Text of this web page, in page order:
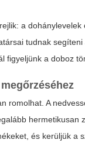
a
tudnak
figyeljünk a doboz
romolhat. A
hermetikusan
és kerüljük a